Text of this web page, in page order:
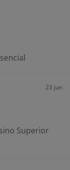
23 jun
Superior